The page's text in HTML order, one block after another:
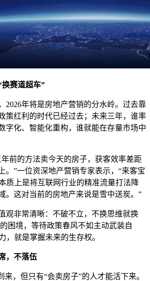
换赛道超车”
2026年将是房地产营销的分水岭。过去靠
策红利的时代已经过去；未来三年，谁率
字化、智能化重构，谁就能在存量市场中
前的方法卖今天的房子，获客效率差距
。”一位资深地产营销专家表示，“来客宝
质上是将互联网行业的精准流量打法降
。这对当前的房地产来说是雪中送炭。”
观非常清晰：不破不立，不换思维就换
困境，等待政策春风不如主动武装自
，就是掌握未来的生存权。
，不落伍
来，但只有“会卖房子”的人才能活下来。